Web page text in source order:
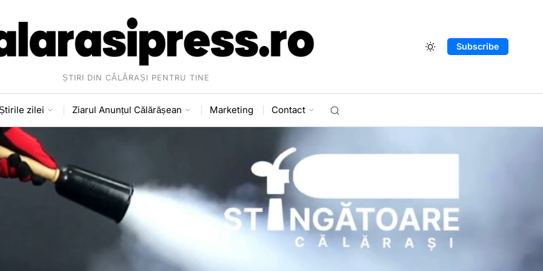
ȘTIRI DIN CĂLĂRAȘI PENTRU TINE
Subscribe
zilei Ziarul Anunțul Călărășean Marketing Contact